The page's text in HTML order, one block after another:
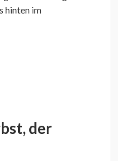
hinten im
der